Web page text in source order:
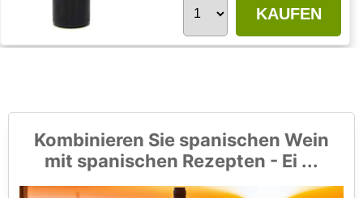
KAUFEN
Kombinieren Sie spanischen Wein
mit spanischen Rezepten - Ei ...